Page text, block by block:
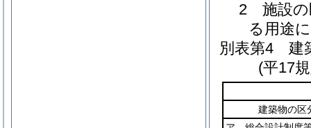
2 施設の
る用途
別表第4 建
(平17
建築物の区